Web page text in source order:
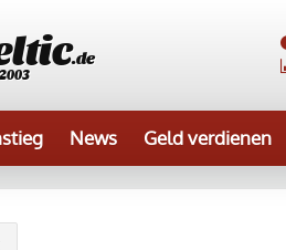
.de
News Geld verdienen